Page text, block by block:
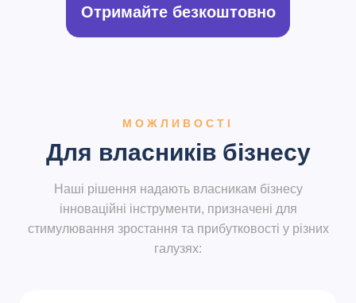
Отримайте безкоштовно
МОЖЛИВОСТІ
Для власників бізнесу
Наші рішення надають власникам бізнесу
інноваційні інструменти, призначені для
стимулювання зростання та прибутковості у різних
галузях: